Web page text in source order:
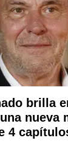
brilla
nueva
4